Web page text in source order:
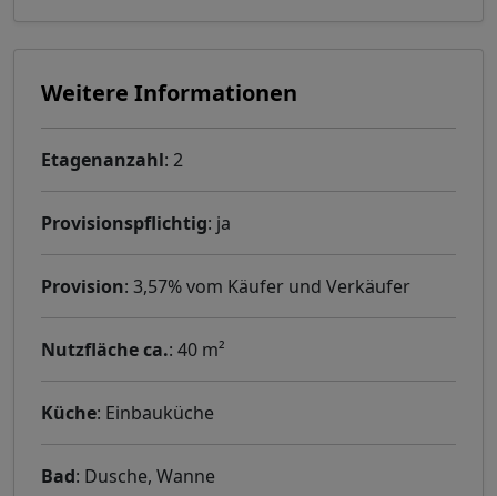
Weitere Informationen
Etagenanzahl: 2
Provisionspflichtig: ja
Provision: 3,57% vom Käufer und Verkäufer
Nutzfläche ca.: 40 m²
Küche: Einbauküche
Bad: Dusche, Wanne